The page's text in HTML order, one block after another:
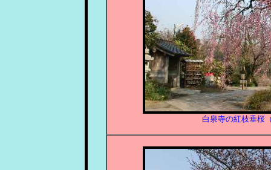
白泉寺の紅枝垂桜